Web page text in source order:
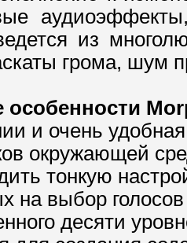
из
грома, шум
и очень
окружающей
тонкую
на выбор голосов
десяти